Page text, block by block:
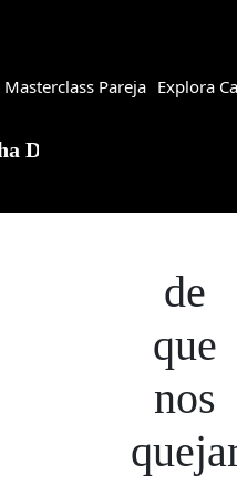
Masterclass Pareja Explora
en W, lunes a
de
que
nos